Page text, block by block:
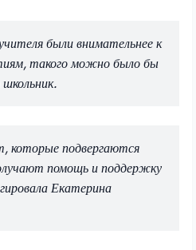
были внимательнее к
такого можно было бы
которые подвергаются
помощь и поддержку
Екатерина